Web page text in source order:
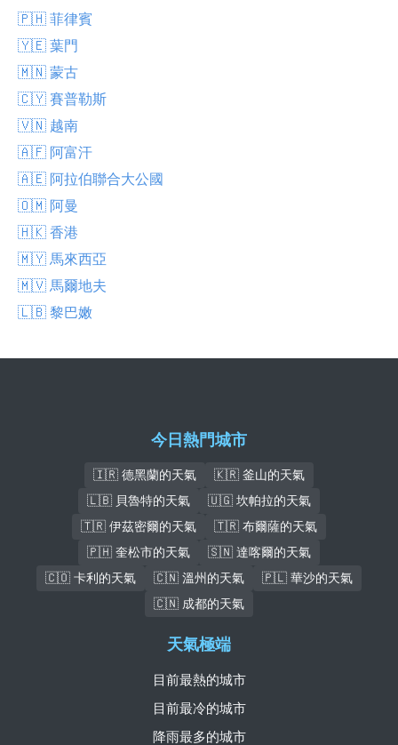
🇵🇭 菲律賓
🇾🇪 葉門
🇲🇳 蒙古
🇨🇾 賽普勒斯
🇻🇳 越南
🇦🇫 阿富汗
🇦🇪 阿拉伯聯合大公國
🇴🇲 阿曼
🇭🇰 香港
🇲🇾 馬來西亞
🇲🇻 馬爾地夫
🇱🇧 黎巴嫩
今日熱門城市
🇮🇷 德黑蘭的天氣
🇰🇷 釜山的天氣
🇱🇧 貝魯特的天氣
🇺🇬 坎帕拉的天氣
🇹🇷 伊茲密爾的天氣
🇹🇷 布爾薩的天氣
🇵🇭 奎松市的天氣
🇸🇳 達喀爾的天氣
🇨🇴 卡利的天氣
🇨🇳 溫州的天氣
🇵🇱 華沙的天氣
🇨🇳 成都的天氣
天氣極端
目前最熱的城市
目前最冷的城市
降雨最多的城市